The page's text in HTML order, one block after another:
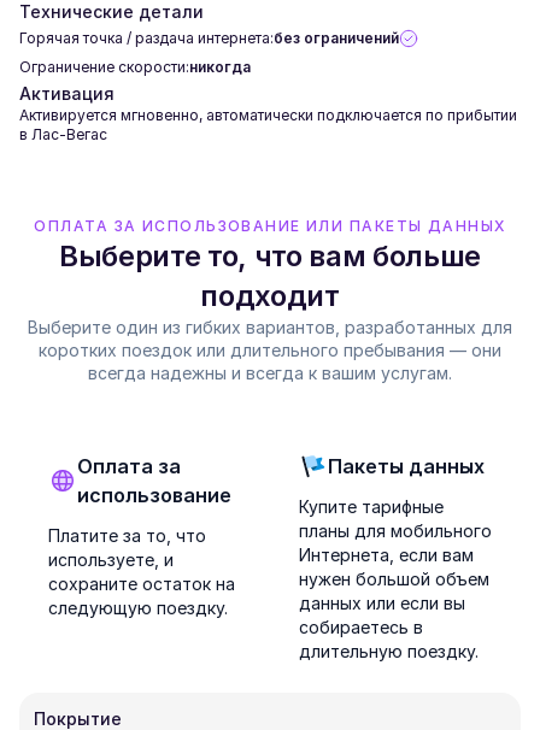
Технические детали
Горячая точка / раздача интернета:без ограничений
Ограничение скорости:никогда
Активация
Активируется мгновенно, автоматически подключается по прибытии
в Лас-Вегас
ОПЛАТА ЗА ИСПОЛЬЗОВАНИЕ ИЛИ ПАКЕТЫ ДАННЫХ
Выберите то, что вам больше
подходит
Выберите один из гибких вариантов, разработанных для
коротких поездок или длительного пребывания — они
всегда надежны и всегда к вашим услугам.
Оплата за
использование
Платите за то, что
используете, и
сохраните остаток на
следующую поездку.
Пакеты данных
Купите тарифные
планы для мобильного
Интернета, если вам
нужен большой объем
данных или если вы
собираетесь в
длительную поездку.
Покрытие